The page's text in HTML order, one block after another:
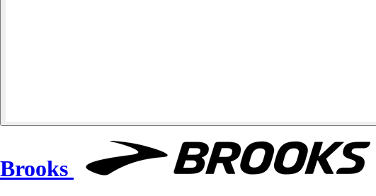
Brooks